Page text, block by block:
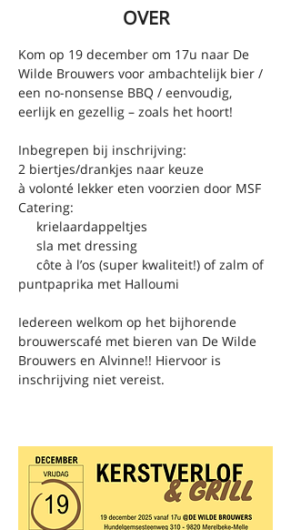
OVER
Kom op 19 december om 17u naar De
Wilde Brouwers voor ambachtelijk bier /
een no-nonsense BBQ / eenvoudig,
eerlijk en gezellig – zoals het hoort!
Inbegrepen bij inschrijving:
2 biertjes/drankjes naar keuze
à volonté lekker eten voorzien door MSF
Catering:
krielaardappeltjes
sla met dressing
côte à l’os (super kwaliteit!) of zalm of
puntpaprika met Halloumi
Iedereen welkom op het bijhorende
brouwerscafé met bieren van De Wilde
Brouwers en Alvinne!! Hiervoor is
inschrijving niet vereist.